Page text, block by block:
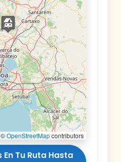
©OpenStreetMapcontributors